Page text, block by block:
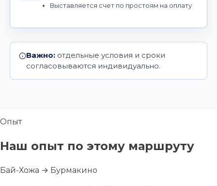
Выставляется счет по простоям на оплату
Важно: отдельные условия и сроки
согласовываются индивидуально.
Опыт
Наш опыт по этому маршруту
Бай-Хожа → Бурмакино